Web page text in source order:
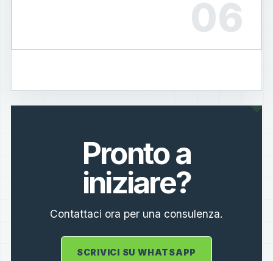
Pronto a
iniziare?
Contattaci ora per una consulenza.
SCRIVICI SU WHATSAPP